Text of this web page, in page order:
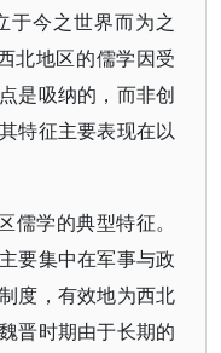
于今之世界而为之
北地区的儒学因受
是吸纳的，而非创
特征主要表现在以
儒学的典型特征。
要集中在军事与政
度，有效地为西北
晋时期由于长期的